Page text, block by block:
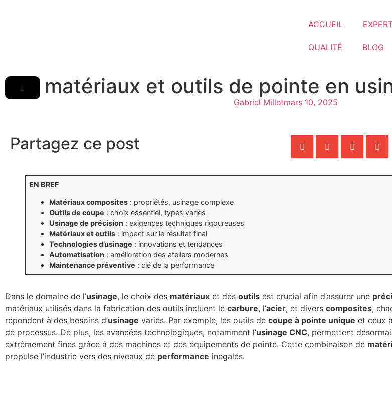
ACCUEIL
QUALITÉ BLOG
Les matériaux et outils de pointe en
Gabriel Milletmars 10, 2025
Partagez ce post
EN BREF
Matériaux composites : propriétés, usinage complexe
Outils de coupe : choix essentiel, types variés
Usinage de précision : exigences techniques rigoureuses
Matériaux et outils : impact sur le résultat final
Technologies d’usinage : innovations et tendances
Automatisation : amélioration des ateliers modernes
Maintenance préventive : clé de la performance
Dans le domaine de l’usinage, le choix des matériaux et des outils est crucial afin d’assurer une
matériaux utilisés dans la fabrication des outils incluent le carbure, l’acier, et divers composites,
répondent à des besoins d’usinage variés. Par exemple, les outils de coupe à pointe unique et ceux à
de processus. De plus, les avancées technologiques, notamment l’usinage CNC, permettent
extrêmement fines grâce à des machines et des équipements de pointe. Cette combinaison de
propulse l’industrie vers des niveaux de performance inégalés.